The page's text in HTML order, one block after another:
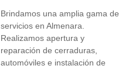
Brindamos una amplia gama de
servicios en Almenara.
Realizamos apertura y
reparación de cerraduras,
automóviles e instalación de